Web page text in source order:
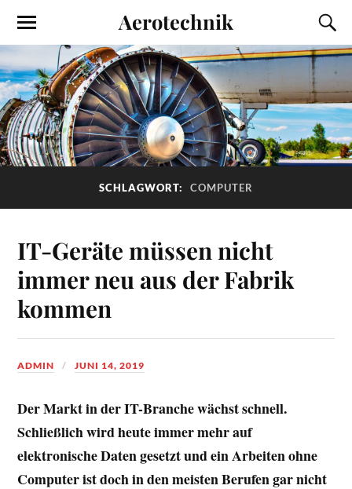
Aerotechnik
SCHLAGWORT: COMPUTER
IT-Geräte müssen nicht
immer neu aus der Fabrik
kommen
ADMIN JUNI 14, 2019
Der Markt in der IT-Branche wächst schnell.
Schließlich wird heute immer mehr auf
elektronische Daten gesetzt und ein Arbeiten ohne
Computer ist doch in den meisten Berufen gar nicht